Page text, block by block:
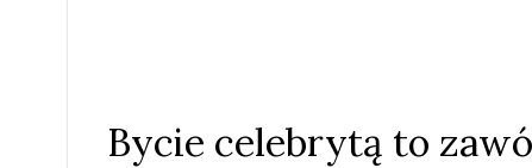
Bycie celebrytą to